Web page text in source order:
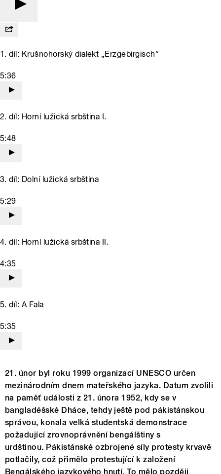
1. díl: Krušnohorský dialekt „Erzgebirgisch”
5:36
2. díl: Horní lužická srbština I.
5:48
3. díl: Dolní lužická srbština
5:29
4. díl: Horní lužická srbština II.
4:35
5. díl: A Fala
5:35
21. únor byl roku 1999 organizací UNESCO určen
mezinárodním dnem mateřského jazyka. Datum zvolili
na paměť události z 21. února 1952, kdy se v
bangladéšské Dháce, tehdy ještě pod pákistánskou
správou, konala velká studentská demonstrace
požadující zrovnoprávnění bengálštiny s
urdštinou. Pákistánské ozbrojené síly protesty krvavě
potlačily, což přimělo protestující k založení
Bengálského jazykového hnutí. To mělo později